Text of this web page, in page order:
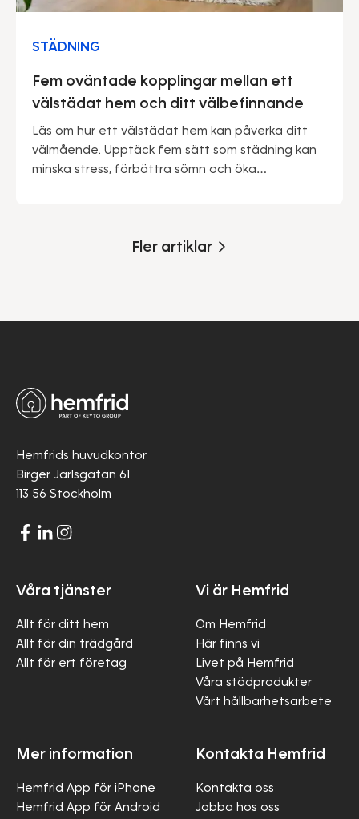
STÄDNING
Fem oväntade kopplingar mellan ett
välstädat hem och ditt välbefinnande
Läs om hur ett välstädat hem kan påverka ditt
välmående. Upptäck fem sätt som städning kan
minska stress, förbättra sömn och öka
Fler artiklar
Hemfrids huvudkontor
Birger Jarlsgatan 61
113 56 Stockholm
Våra tjänster
Allt för ditt hem
Allt för din trädgård
Allt för ert företag
Vi är Hemfrid
Om Hemfrid
Här finns vi
Livet på Hemfrid
Våra städprodukter
Vårt hållbarhetsarbete
Mer information
Hemfrid App för iPhone
Hemfrid App för Android
Kontakta Hemfrid
Kontakta oss
Jobba hos oss